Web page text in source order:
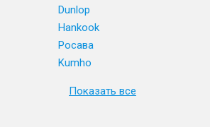
Dunlop
Hankook
Росава
Kumho
Показать все